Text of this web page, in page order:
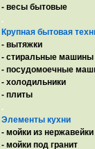
- весы бытовые
.
Крупная бытовая
- вытяжки
- стиральные машины
- посудомоечные
- холодильники
- плиты
.
Элементы кухни
- мойки из нержавейки
- мойки под гранит